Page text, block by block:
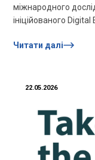
міжнародного
ініційованого
Читати далі
22.05.2026